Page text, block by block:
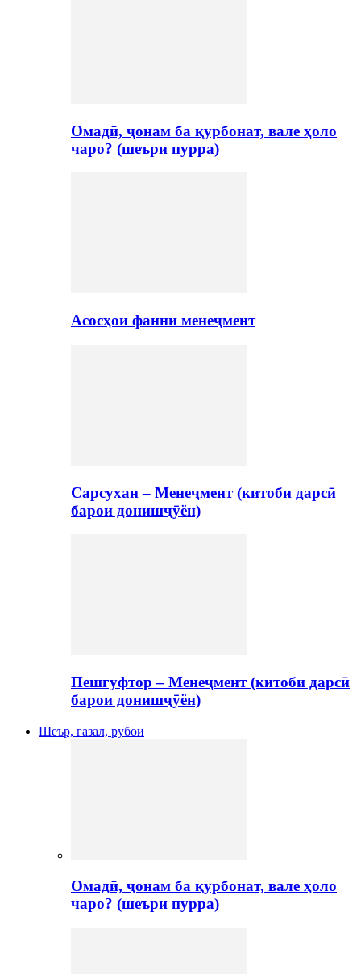
Омадӣ, ҷонам ба қурбонат, вале ҳоло
чаро? (шеъри пурра)
Асосҳои фанни менеҷмент
Сарсухан – Менеҷмент (китоби дарсӣ
барои донишҷӯён)
Пешгуфтор – Менеҷмент (китоби дарсӣ
барои донишҷӯён)
Шеър, ғазал, рубоӣ
Омадӣ, ҷонам ба қурбонат, вале ҳоло
чаро? (шеъри пурра)